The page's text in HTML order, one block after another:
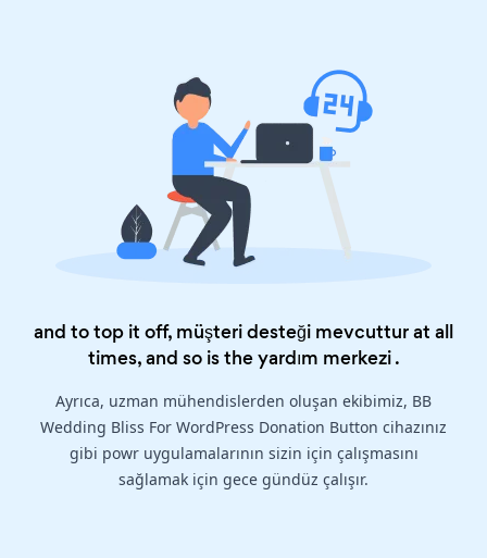
and to top it off, müşteri desteği mevcuttur at all
times, and so is theyardım merkezi.
Ayrıca, uzman mühendislerden oluşan ekibimiz, BB
Wedding Bliss For WordPress Donation Button cihazınız
gibi powr uygulamalarının sizin için çalışmasını
sağlamak için gece gündüz çalışır.